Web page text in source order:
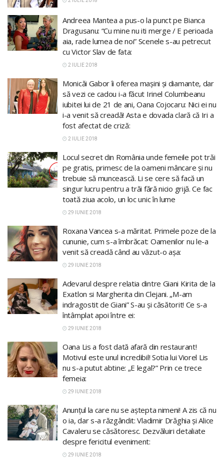
Andreea Mantea a pus-o la punct pe Bianca
Dragusanu: “Cu mine nu iti merge / E perioada
aia, rade lumea de noi” Scenele s-au petrecut
cu Victor Slav de fata:
2 IULIE 2018
Monicăi Gabor îi oferea mașini și diamante, dar
să vezi ce cadou i-a făcut Irinel Columbeanu
iubitei lui de 21 de ani, Oana Cojocaru: Nici ei nu
i-a venit să creadă! Asta e dovada clară că Iri a
fost afectat de criză:
2 IULIE 2018
Locul secret din România unde femeile pot trăi
pe gratis, primesc de la oameni mâncare și nu
trebuie să muncească. Li se cere să facă un
singur lucru pentru a trăi fără nicio grijă. Ce fac
toată ziua acolo, un loc unic în lume
29 IUNIE 2018
Roxana Vancea s-a măritat. Primele poze de la
cununie, cum s-a îmbrăcat: Oamenilor nu le-a
venit să creadă când au văzut-o așa:
29 IUNIE 2018
Adevarul despre relatia dintre Giani Kirita de la
Exatlon si Margherita din Clejani. „M-am
indragostit de Giani” S-au și căsătorit! Ce s-a
întâmplat apoi între ei:
29 IUNIE 2018
Oana Lis a fost dată afară din restaurant!
Motivul este unul incredibil! Sotia lui Viorel Lis
nu s-a putut abtine: „E legal?” Prin ce trece
femeia:
29 IUNIE 2018
Anunțul la care nu se aștepta nimeni! A zis că nu
o ia, dar s-a răzgândit: Vladimir Drăghia și Alice
Cavaleru se căsătoresc. Dezvăluiri detaliate
despre fericitul eveniment:
29 IUNIE 2018